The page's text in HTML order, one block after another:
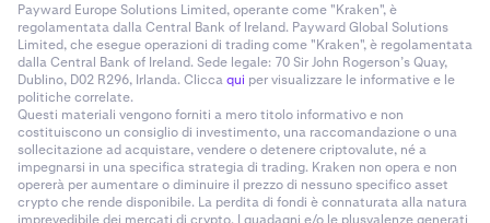
Payward Europe Solutions Limited, operante come "Kraken", è
regolamentata dalla Central Bank of Ireland. Payward Global Solutions
Limited, che esegue operazioni di trading come "Kraken", è regolamentata
dalla Central Bank of Ireland. Sede legale: 70 Sir John Rogerson’s Quay,
Dublino, D02 R296, Irlanda. Cliccaqui per visualizzare le informative e le
politiche correlate.
Questi materiali vengono forniti a mero titolo informativo e non
costituiscono un consiglio di investimento, una raccomandazione o una
sollecitazione ad acquistare, vendere o detenere criptovalute, né a
impegnarsi in una specifica strategia di trading. Kraken non opera e non
opererà per aumentare o diminuire il prezzo di nessuno specifico asset
crypto che rende disponibile. La perdita di fondi è connaturata alla natura